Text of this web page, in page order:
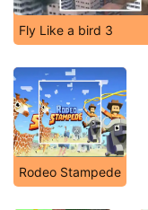
Fly Like a bird 3
Rodeo Stampede